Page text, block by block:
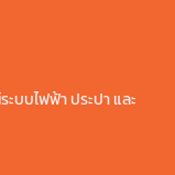
บบไฟฟ้า ประปา และ